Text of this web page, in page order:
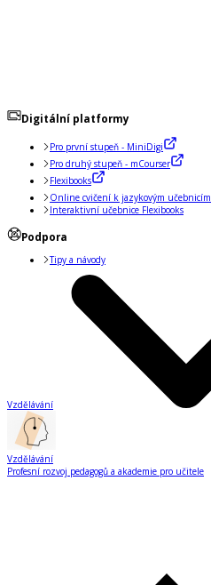
Digitální platformy
Pro první stupeň - MiniDigi
Pro druhý stupeň - mCourser
Flexibooks
Online cvičení k jazykovým učebnicím
Interaktivní učebnice Flexibooks
Podpora
Tipy a návody
Vzdělávání
Vzdělávání
Profesní rozvoj pedagogů a akademie pro učitele